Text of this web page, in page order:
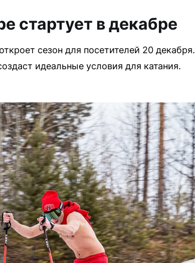
стартует в декабре
сезон для посетителей 20 декабря.
идеальные условия для катания.